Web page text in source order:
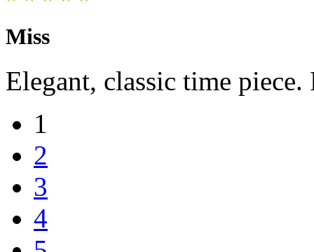
Miss
Elegant, classic time
1
2
3
4